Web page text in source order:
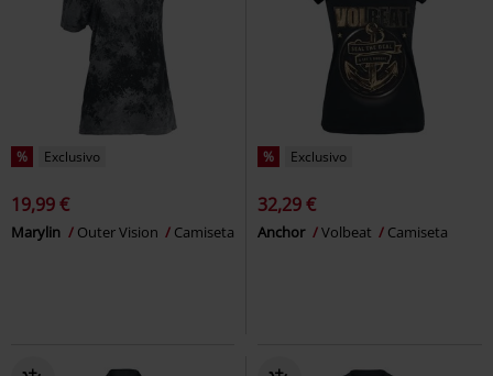
% Exclusivo
19,99 €
Marylin Outer Vision Camiseta
% Exclusivo
32,29 €
Anchor Volbeat Camiseta